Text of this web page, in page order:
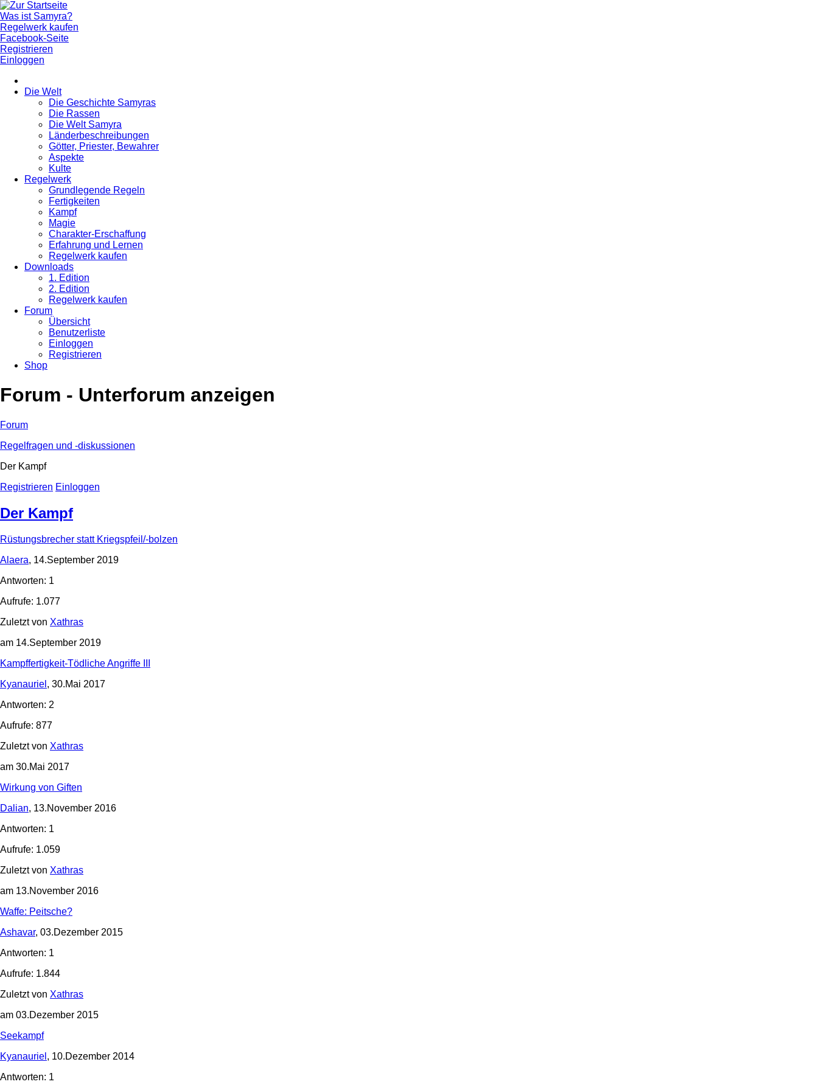
Was ist Samyra?
Regelwerk kaufen
Facebook-Seite
Registrieren
Einloggen
Die Welt
Die Geschichte Samyras
Die Rassen
Die Welt Samyra
Länderbeschreibungen
Götter, Priester, Bewahrer
Aspekte
Kulte
Regelwerk
Grundlegende Regeln
Fertigkeiten
Kampf
Magie
Charakter-Erschaffung
Erfahrung und Lernen
Regelwerk kaufen
Downloads
1. Edition
2. Edition
Regelwerk kaufen
Forum
Übersicht
Benutzerliste
Einloggen
Registrieren
Shop
Forum - Unterforum anzeigen
Forum
Regelfragen und -diskussionen
Der Kampf
Registrieren Einloggen
Der Kampf
Rüstungsbrecher statt Kriegspfeil/-bolzen
Alaera, 14.September 2019
Antworten: 1
Aufrufe: 1.077
Zuletzt von Xathras
am 14.September 2019
Kampffertigkeit-Tödliche Angriffe III
Kyanauriel , 30.Mai 2017
Antworten: 2
Aufrufe: 877
Zuletzt von Xathras
am 30.Mai 2017
Wirkung von Giften
Dalian, 13.November 2016
Antworten: 1
Aufrufe: 1.059
Zuletzt von Xathras
am 13.November 2016
Waffe: Peitsche?
Ashavar, 03.Dezember 2015
Antworten: 1
Aufrufe: 1.844
Zuletzt von Xathras
am 03.Dezember 2015
Seekampf
Kyanauriel , 10.Dezember 2014
Antworten: 1